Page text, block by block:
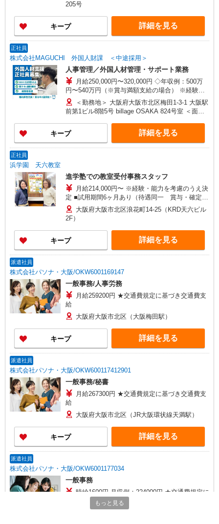
205号
キープ 詳細を見る
正社員
株式会社MAGUCHI 外国人財課 ＜中途採用＞
人事管理／外国人材管理・サポート業務
月給250,000円〜320,000円 ◇年収例：500万
円〜540万円（※賞与満額支給の場合） ※経験・
年齢を考慮の上、当社規定により決定いたします
※昇給・賞与は業績、実績等による ※初年度は賞
与を在籍期間に応じて支給するため、 入社時期
によっては年収例と同額にならない場合がありま
す 2年目以降の賞与は満額支給となります ※給
与体系や評価制度の詳細については、面接時・入
＜勤務地＞ 大阪府大阪市北区梅田1-3-1 大阪駅
前第1ビル8階5号 billage OSAKA 824号室 ＜面接
1丁目5番29号 （大阪メトロ「大阪港」駅 1番出口
より徒歩3分） 地図
◇https://maps.app.goo.gl/XwttAeg3PpBcS5FF8
キープ 詳細を見る
正社員
浜学園 天六教室
進学塾での教室受付事務スタッフ
月給214,000円〜 ※経験・能力を考慮のうえ決
定 ■試用期間6ヶ月あり（待遇同一 賞与・確定拠
出年金はなし） ※固定残業代（月6.5時間・
10,000円）含む ※固定残業代は残業がない場合も
支給し、超過分は別途支給致します。
大阪府大阪市北区浪花町14-25（KRD天六ビル
2F）
キープ 詳細を見る
派遣社員
株式会社パソナ・大阪/OKW6001169147
一般事務/人事労務
月給259200円 ★交通費規定に基づき交通費支
給
大阪府大阪市北区（大阪梅田駅）
キープ 詳細を見る
派遣社員
株式会社パソナ・大阪/OKW600117412901
一般事務/秘書
月給267300円 ★交通費規定に基づき交通費支
給
大阪府大阪市北区（JR大阪環状線天満駅）
キープ 詳細を見る
派遣社員
株式会社パソナ・大阪/OKW6001177034
一般事務
時給1600円 月収例：224000円 ★交通費規定に
基づき交通費支給
もっと見る